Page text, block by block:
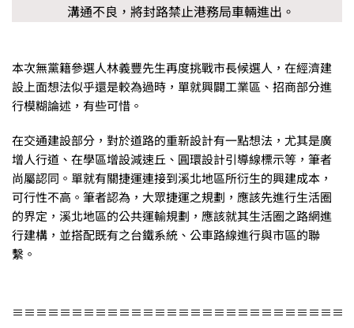
溝通不良，將封路禁止港務局車輛進出。
本次無黨籍參選人林義豐先生再度挑戰市長候選人，在經濟建
設上面想法似乎還是較為過時，單就興闢工業區、招商部分進
行模糊論述，有些可惜。
在交通建設部分，對於道路的重新設計有一點想法，尤其是廣
增人行道、在學區增設減速丘、圓環設計引導線標示等，筆者
尚屬認同。單就有關捷運連接到溪北地區所衍生的興建成本，
可行性不高。筆者認為，大眾捷運之規劃，應該先進行生活圈
的界定，溪北地區的公共運輸規劃，應該就其生活圈之路網進
行建構，並搭配既有之台鐵系統、公車路線進行與市區的聯
繫。
≡≡≡≡≡≡≡≡≡≡≡≡≡≡≡≡≡≡≡≡≡≡≡≡≡≡≡≡